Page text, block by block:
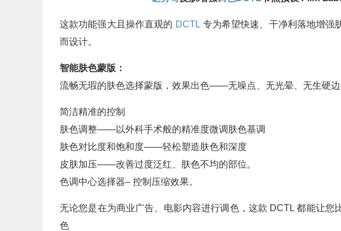
这款功能强大且操作直观的 DCTL 专为希望快速、干净利落地增强
而设计。
智能肤色蒙版：
流畅无瑕的肤色选择蒙版，效果出色——无噪点、无光晕、无生硬边
简洁精准的控制
肤色调整——以外科手术般的精准度微调肤色基调
肤色对比度和饱和度——轻松塑造肤色和深度
皮肤加压——改善过度泛红、肤色不均的部位。
色调中心选择器– 控制压缩效果。
无论您是在为商业广告、电影内容进行调色，这款 DCTL 都能让
色